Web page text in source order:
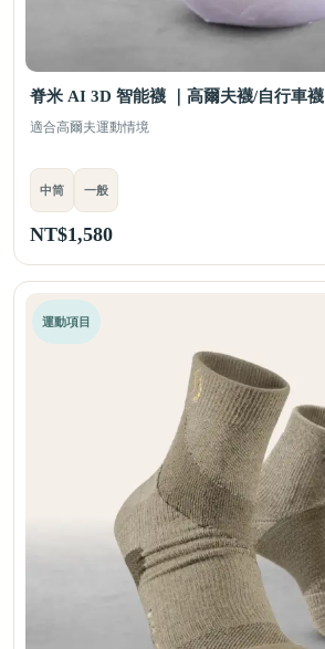
脊米 AI 3D 智能襪 ｜高爾夫襪/自行車襪
適合高爾夫運動情境
中筒 一般
NT$1,580
運動項目